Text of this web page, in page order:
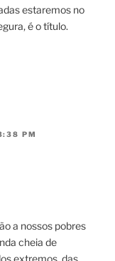
estaremos no
é o título.
PM
a nossos pobres
cheia de